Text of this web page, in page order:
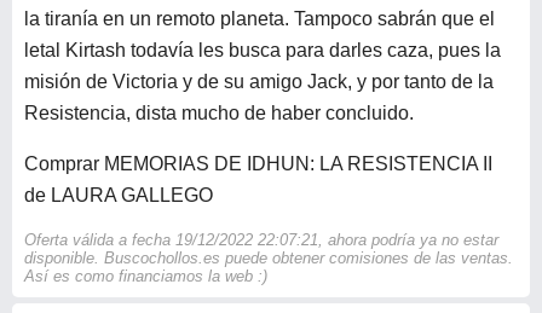
la tiranía en un remoto planeta. Tampoco sabrán que el
letal Kirtash todavía les busca para darles caza, pues la
misión de Victoria y de su amigo Jack, y por tanto de la
Resistencia, dista mucho de haber concluido.
Comprar MEMORIAS DE IDHUN: LA RESISTENCIA II
de LAURA GALLEGO
Oferta válida a fecha 19/12/2022 22:07:21, ahora podría ya no estar
disponible. Buscochollos.es puede obtener comisiones de las ventas.
Así es como financiamos la web :)